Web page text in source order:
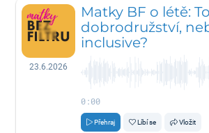
23.6.2026
Matky BF o létě:
dobrodružství,
inclusive?
0:00
Přehraj Líbí se Vložit